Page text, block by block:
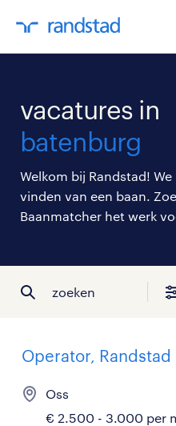
vacatures in
batenburg
Welkom bij Randstad!
vinden van een baan.
Baanmatcher het werk
zoeken
Operator, Randstad
Oss
€ 2.500 - 3.000 per